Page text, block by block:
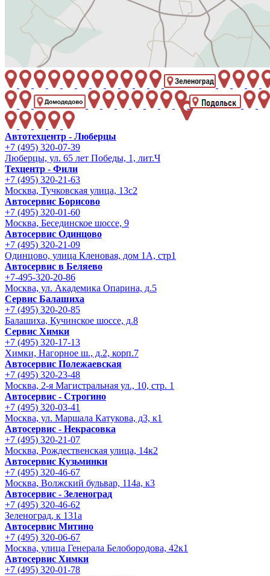
Автотехцентр - Люберцы
+7 (495) 320-07-39
Люберцы, ул. 65 лет Победы, 1, лит.Ч
Техцентр - Фили
+7 (495) 320-21-63
Москва, Тучковская улица, 13с2
Автосервис Борисово
+7 (495) 320-01-60
Москва, Бесединское шоссе, 9
Автосервис Одинцово
+7 (495) 320-21-09
Одинцово, улица Кленовая, дом 1А, стр1
Автосервис в Беляево
+7-495-320-20-86
Москва, ул. Академика Опарина, д.5
Сервис Балашиха
+7 (495) 320-20-85
Балашиха, Кучинское шоссе, д.8
Сервис Химки
+7 (495) 320-17-13
Химки, Нагорное ш., д.2, корп.7
Автосервис Полежаевская
+7 (495) 320-23-48
Москва, 2-я Магистральная ул., 10, стр. 1
Автосервис - Строгино
+7 (495) 320-03-41
Москва, ул. Маршала Катукова, д3, к1
Автосервис - Некрасовка
+7 (495) 320-21-07
Москва, Рождественская улица, 14к2
Автосервис Кузьминки
+7 (495) 320-46-67
Москва, Волжский бульвар, 114а, к3
Автосервис - Зеленоград
+7 (495) 320-46-62
Зеленоград, к 131а
Автосервис Митино
+7 (495) 320-06-67
Москва, улица Генерала Белобородова, 42к1
Автосервис Химки
+7 (495) 320-01-78